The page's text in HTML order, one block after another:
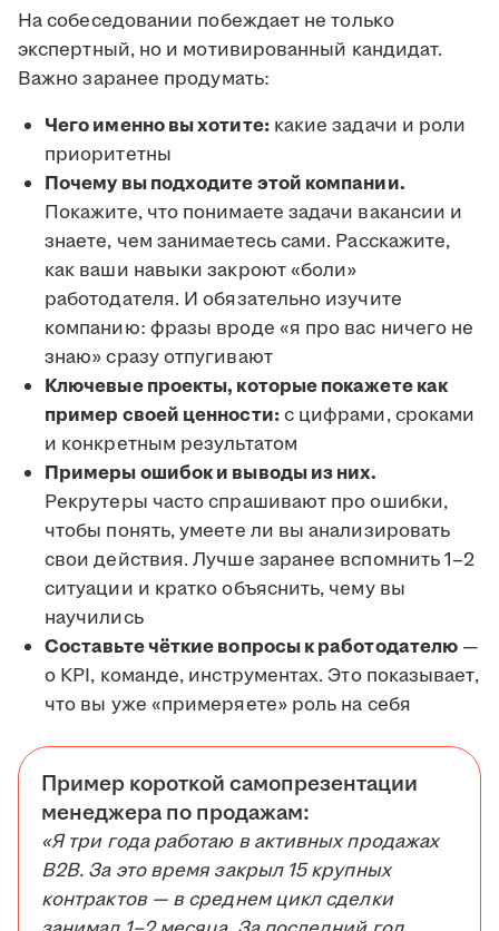
На собеседовании побеждает не только
экспертный, но и мотивированный кандидат.
Важно заранее продумать:
Чего именно вы хотите:какие задачи и роли
приоритетны
Почему вы подходите этой компании.
Покажите, что понимаете задачи вакансии и
знаете, чем занимаетесь сами. Расскажите,
как ваши навыки закроют «боли»
работодателя. И обязательно изучите
компанию: фразы вроде «я про вас ничего не
знаю» сразу отпугивают
Ключевые проекты, которые покажете как
пример своей ценности:с цифрами, сроками
и конкретным результатом
Примеры ошибок и выводы из них.
Рекрутеры часто спрашивают про ошибки,
чтобы понять, умеете ли вы анализировать
свои действия. Лучше заранее вспомнить 1–2
ситуации и кратко объяснить, чему вы
научились
Составьте чёткие вопросы к работодателю —
о KPI, команде, инструментах. Это показывает,
что вы уже «примеряете» роль на себя
Пример короткой самопрезентации
менеджера по продажам:
«Я три года работаю в активных продажах
B2B. За это время закрыл 15 крупных
контрактов — в среднем цикл сделки